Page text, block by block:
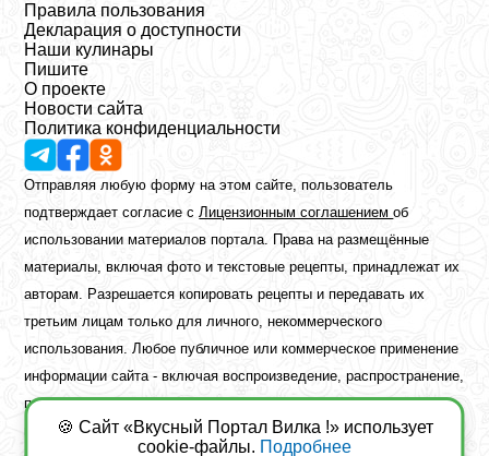
Правила пользования
Декларация о доступности
Наши кулинары
Пишите
О проекте
Новости сайта
Политика конфиденциальности
Отправляя любую форму на этом сайте, пользователь
подтверждает согласие сЛицензионным соглашениемоб
использовании материалов портала. Права на размещённые
материалы, включая фото и текстовые рецепты, принадлежат их
авторам. Разрешается копировать рецепты и передавать их
третьим лицам только для личного, некоммерческого
использования. Любое публичное или коммерческое применение
информации сайта - включая воспроизведение, распространение,
публикацию или обработку - возможно лишь при наличии
предварительного письменного разрешения правообладателя.
🍪 Сайт «Вкусный Портал Вилка !» использует
cookie-файлы. Подробнее